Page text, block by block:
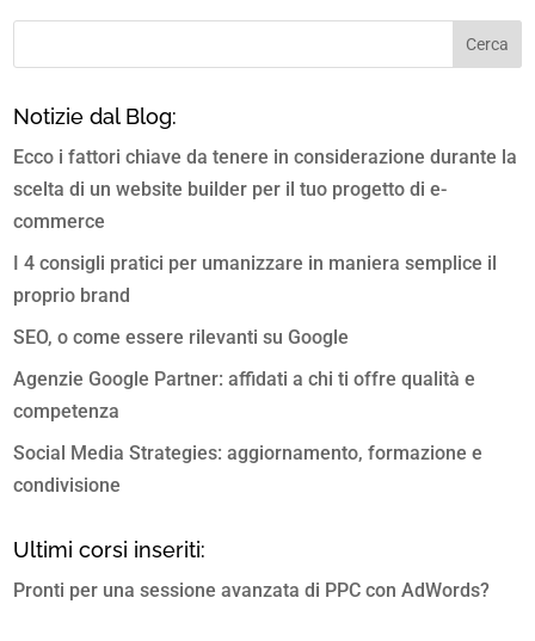
Notizie dal Blog:
Ecco i fattori chiave da tenere in considerazione durante la
scelta di un website builder per il tuo progetto di e-
commerce
I 4 consigli pratici per umanizzare in maniera semplice il
proprio brand
SEO, o come essere rilevanti su Google
Agenzie Google Partner: affidati a chi ti offre qualità e
competenza
Social Media Strategies: aggiornamento, formazione e
condivisione
Ultimi corsi inseriti:
Pronti per una sessione avanzata di PPC con AdWords?